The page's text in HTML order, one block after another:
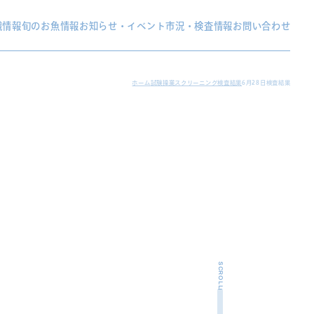
情報旬のお魚情報お知らせ・イベント市況・検査情報お問い合わせ
ホーム 試験操業スクリーニング検査結果6月28日検査結果
SCROLL